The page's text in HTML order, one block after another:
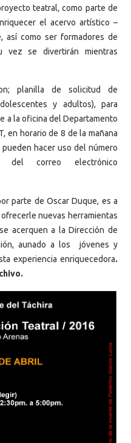
teatral, como parte de
el acervo artístico –
así como ser formadores de
vez se divertirán mientras
planilla de solicitud de
y adultos), para
a la oficina del Departamento
en horario de 8 de la mañana
hacer uso del número
del correo electrónico
parte de Oscar Duque, es a
nuevas herramientas
acerquen a la Dirección de
aunado a los jóvenes y
experiencia enriquecedora.